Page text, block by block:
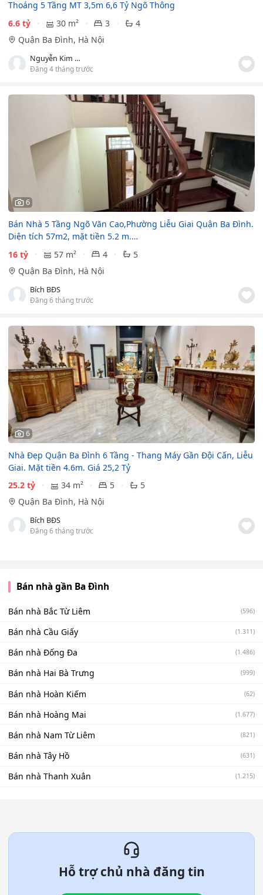
Thoáng 5 Tầng MT 3,5m 6,6 Tỷ Ngõ Thông
6.6 tỷ
30 m² 3
4
Quận Ba Đình, Hà Nội
Nguyễn Kim Dung
Đăng 4 tháng trước
6
Bán Nhà 5 Tầng Ngõ Văn Cao,Phường Liễu Giai Quận Ba Đình.
Diện tích 57m2, mặt tiền 5.2 m.…
16 tỷ
57 m² 4
5
Quận Ba Đình, Hà Nội
Bích BĐS
Đăng 6 tháng trước
6
Nhà Đẹp Quận Ba Đình 6 Tầng - Thang Máy Gần Đội Cấn, Liễu
Giai. Mặt tiền 4.6m. Giá 25,2 Tỷ
25.2 tỷ
34 m² 5
5
Quận Ba Đình, Hà Nội
Bích BĐS
Đăng 6 tháng trước
Bán nhà gần Ba Đình
Bán nhà Bắc Từ Liêm (596)
Bán nhà Cầu Giấy (1.311)
Bán nhà Đống Đa (1.486)
Bán nhà Hai Bà Trưng (999)
Bán nhà Hoàn Kiếm (62)
Bán nhà Hoàng Mai (1.677)
Bán nhà Nam Từ Liêm (821)
Bán nhà Tây Hồ (631)
Bán nhà Thanh Xuân (1.215)
Hỗ trợ chủ nhà đăng tin